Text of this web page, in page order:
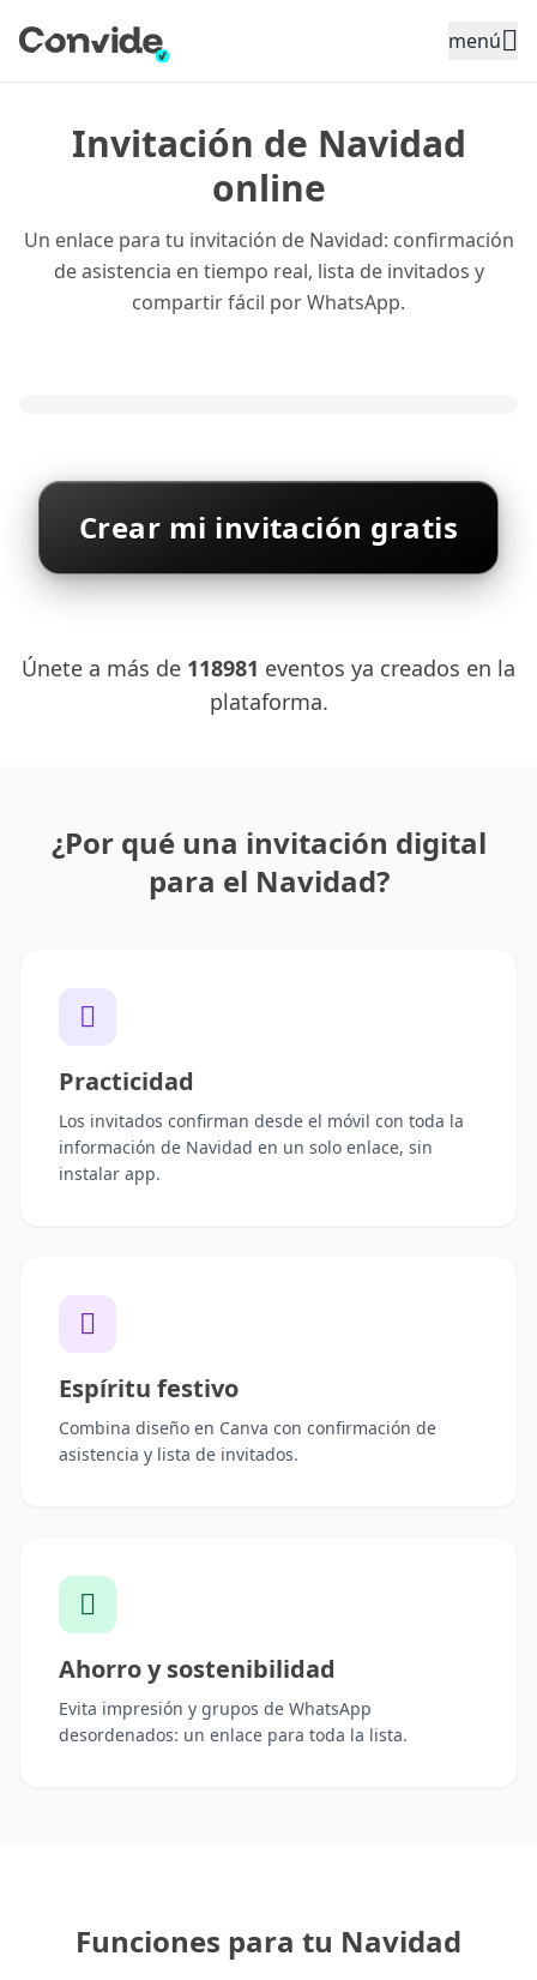
menú
Invitación de Navidad
online
Un enlace para tu invitación de Navidad: confirmación
de asistencia en tiempo real, lista de invitados y
compartir fácil por WhatsApp.
Crear mi invitación gratis
Únete a más de 118981 eventos ya creados en la
plataforma.
¿Por qué una invitación digital
para el Navidad?
Practicidad
Los invitados confirman desde el móvil con toda la
información de Navidad en un solo enlace, sin
instalar app.
Espíritu festivo
Combina diseño en Canva con confirmación de
asistencia y lista de invitados.
Ahorro y sostenibilidad
Evita impresión y grupos de WhatsApp
desordenados: un enlace para toda la lista.
Funciones para tu Navidad